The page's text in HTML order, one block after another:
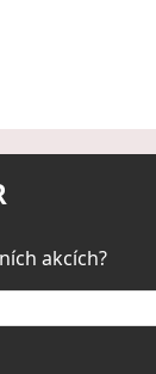
akcích?